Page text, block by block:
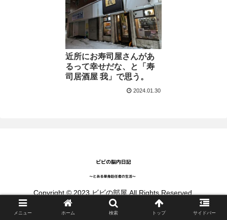
近所にお寿司屋さんがあ
るって幸せだな、と「寿
司居酒屋 我」で思う。
2024.01.30
Copyright © 2023 ビビの部屋 All Rights Reserved.
メニュー ホーム 検索 トップ サイドバー